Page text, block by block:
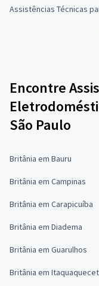
Assistências Técnicas
Encontre
São Paulo
Britânia em Bauru
Britânia em Campinas
Britânia em Carapicuíba
Britânia em Diadema
Britânia em Guarulhos
Britânia em